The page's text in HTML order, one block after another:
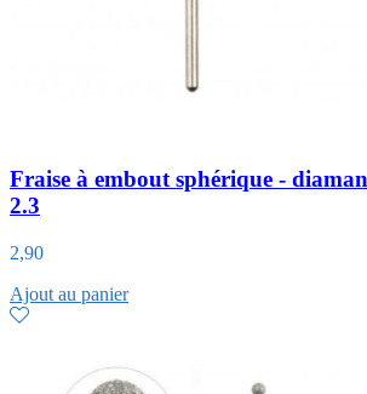
Fraise à embout sphérique -
2.3
2,90
Ajout au panier